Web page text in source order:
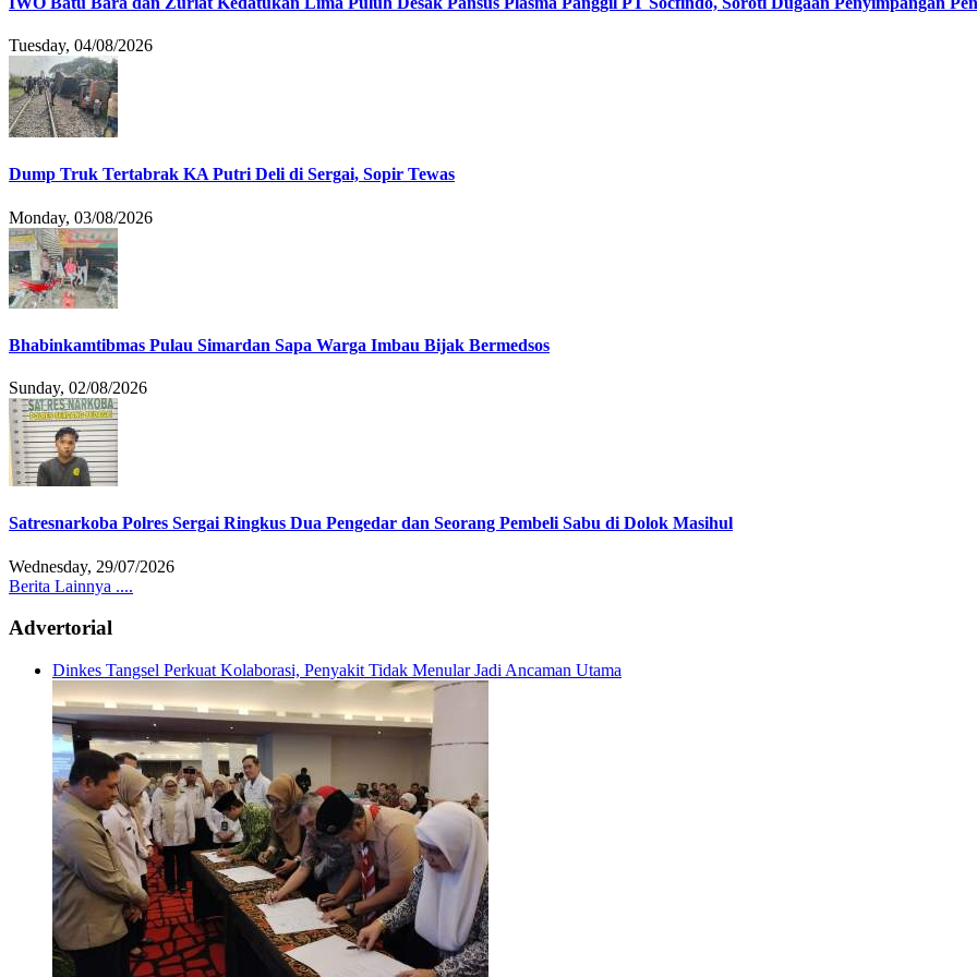
Tuesday, 04/08/2026
Dump Truk Tertabrak KA Putri Deli di Sergai, Sopir Tewas
Monday, 03/08/2026
Bhabinkamtibmas Pulau Simardan Sapa Warga Imbau Bijak Bermedsos
Sunday, 02/08/2026
Satresnarkoba Polres Sergai Ringkus Dua Pengedar dan Seorang Pembeli Sabu di Dolok Masihul
Wednesday, 29/07/2026
Berita Lainnya ....
Advertorial
Dinkes Tangsel Perkuat Kolaborasi, Penyakit Tidak Menular Jadi Ancaman Utama